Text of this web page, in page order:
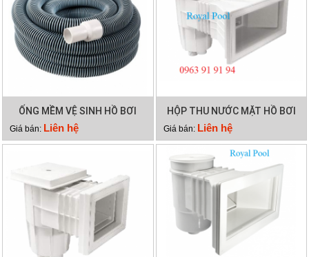
ỐNG MỀM VỆ SINH HỒ BƠI
12M 2 LỚP
Giá bán: Liên hệ
HỘP THU NƯỚC MẶT HỒ BƠI
EMAUX EM0140
Giá bán: Liên hệ